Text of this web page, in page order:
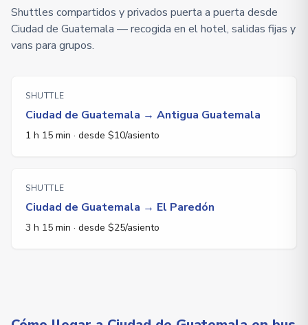
Shuttles compartidos y privados puerta a puerta desde
Ciudad de Guatemala — recogida en el hotel, salidas fijas y
vans para grupos.
SHUTTLE
Ciudad de Guatemala → Antigua Guatemala
1 h 15 min · desde $10/asiento
SHUTTLE
Ciudad de Guatemala → El Paredón
3 h 15 min · desde $25/asiento